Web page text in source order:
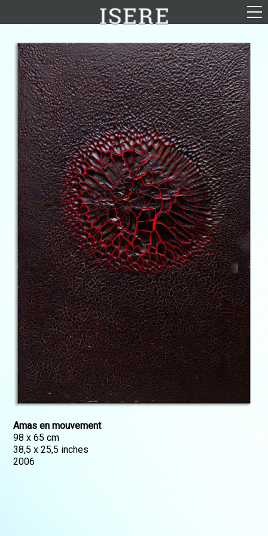
English (US)
Français
Portrayal
Career
Gallery
Photomontages
Contact
Downloads
Amas en mouvement
98 x 65 cm
38,5 x 25,5 inches
2006